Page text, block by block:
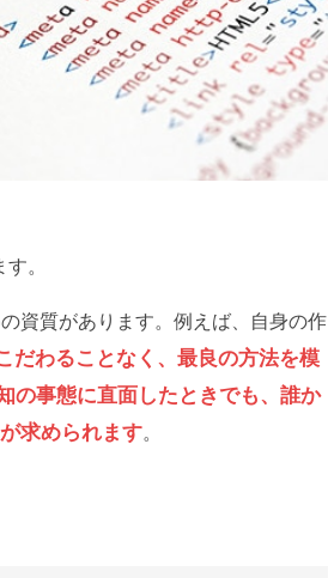
。
資質があります。例えば、自身の作
だわることなく、最良の方法を模
の事態に直面したときでも、誰か
求められます。